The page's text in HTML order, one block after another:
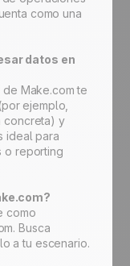
como una
datos en
Make.com te
ejemplo,
concreta) y
ideal para
o reporting
como
Busca
a tu escenario.